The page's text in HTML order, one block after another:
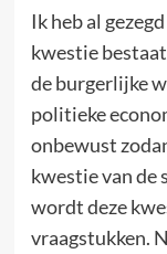
Ik heb al
kwestie
de burgerlijke
politieke
onbewust
kwestie van de
wordt deze
vraagstukken.